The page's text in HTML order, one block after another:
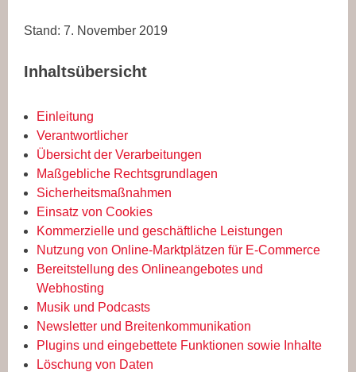
Stand: 7. November 2019
Inhaltsübersicht
Einleitung
Verantwortlicher
Übersicht der Verarbeitungen
Maßgebliche Rechtsgrundlagen
Sicherheitsmaßnahmen
Einsatz von Cookies
Kommerzielle und geschäftliche Leistungen
Nutzung von Online-Marktplätzen für E-Commerce
Bereitstellung des Onlineangebotes und
Webhosting
Musik und Podcasts
Newsletter und Breitenkommunikation
Plugins und eingebettete Funktionen sowie Inhalte
Löschung von Daten